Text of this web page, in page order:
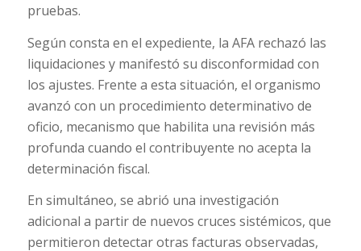
pruebas.
Según consta en el expediente, la AFA rechazó las
liquidaciones y manifestó su disconformidad con
los ajustes. Frente a esta situación, el organismo
avanzó con un procedimiento determinativo de
oficio, mecanismo que habilita una revisión más
profunda cuando el contribuyente no acepta la
determinación fiscal.
En simultáneo, se abrió una investigación
adicional a partir de nuevos cruces sistémicos, que
permitieron detectar otras facturas observadas,